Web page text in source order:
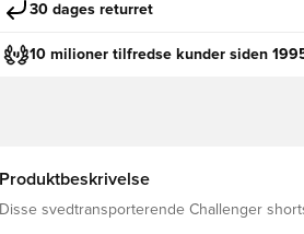
30 dages returret
10 milioner tilfredse kunder siden
Produktbeskrivelse
Disse svedtransporterende Challenger